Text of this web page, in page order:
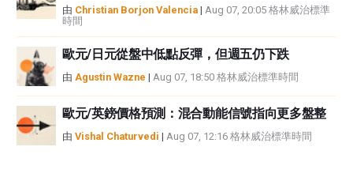
由 Christian Borjon Valencia | Aug 07, 20:05 格林威治標準
時間
歐元/日元從盤中低點反彈，但週五仍下跌
由 Agustin Wazne | Aug 07, 18:50 格林威治標準時間
歐元/英鎊價格預測：混合動能信號指向更多盤整
由 Vishal Chaturvedi | Aug 07, 12:16 格林威治標準時間